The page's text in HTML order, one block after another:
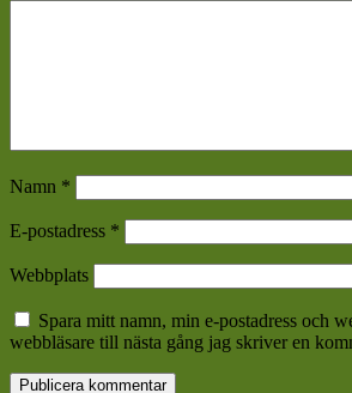
Namn *
E-postadress *
Webbplats
Spara mitt namn, min e-postadress och
webbläsare till nästa gång jag skriver en